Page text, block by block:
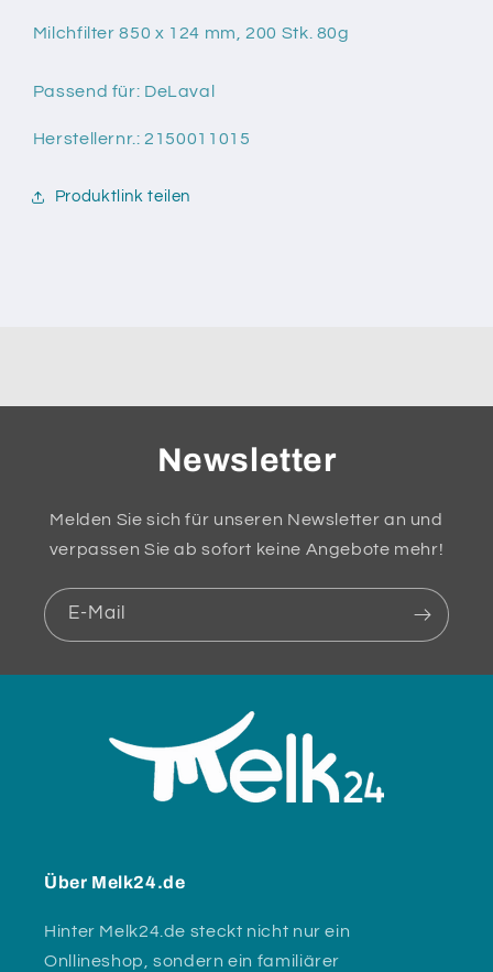
x
mm,
200
x
mm,
200
Milchfilter 850 x 124 mm, 200 Stk. 80g
Passend für: DeLaval
Herstellernr.: 2150011015
Produktlink teilen
Newsletter
Melden Sie sich für unseren Newsletter an und
verpassen Sie ab sofort keine Angebote mehr!
E-Mail
Über Melk24.de
Hinter Melk24.de steckt nicht nur ein
Onllineshop, sondern ein familiärer